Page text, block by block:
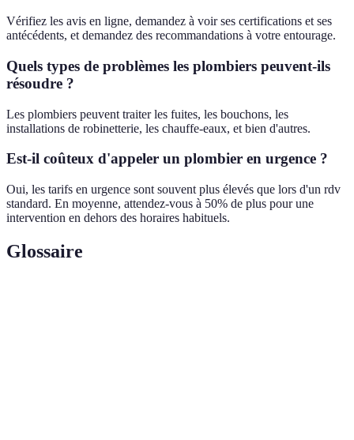
Vérifiez les avis en ligne, demandez à voir ses certifications et ses
antécédents, et demandez des recommandations à votre entourage.
Quels types de problèmes les plombiers peuvent-ils
résoudre ?
Les plombiers peuvent traiter les fuites, les bouchons, les
installations de robinetterie, les chauffe-eaux, et bien d'autres.
Est-il coûteux d'appeler un plombier en urgence ?
Oui, les tarifs en urgence sont souvent plus élevés que lors d'un rdv
standard. En moyenne, attendez-vous à 50% de plus pour une
intervention en dehors des horaires habituels.
Glossaire